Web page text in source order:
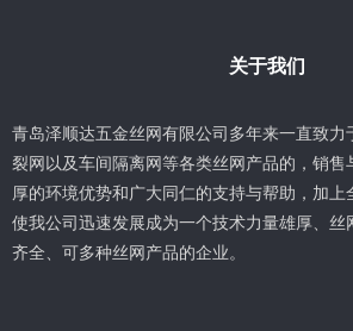
关于我们
青岛泽顺达五金丝网有限公司多年来一直致
裂网以及车间隔离网等各类丝网产品的，销售
厚的环境优势和广大同仁的支持与帮助，加上
使我公司迅速发展成为一个技术力量雄厚、
齐全、可多种丝网产品的企业。